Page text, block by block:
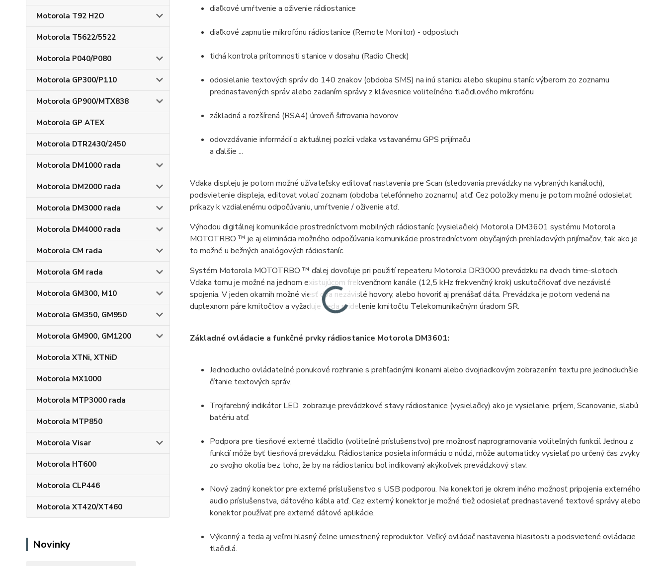
Motorola T92 H2O
Motorola T5622/5522
Motorola P040/P080
Motorola GP300/P110
Motorola GP900/MTX838
Motorola GP ATEX
Motorola DTR2430/2450
Motorola DM1000 rada
Motorola DM2000 rada
Motorola DM3000 rada
Motorola DM4000 rada
Motorola CM rada
Motorola GM rada
Motorola GM300, M10
Motorola GM350, GM950
Motorola GM900, GM1200
Motorola XTNi, XTNiD
Motorola MX1000
Motorola MTP3000 rada
Motorola MTP850
Motorola Visar
Motorola HT600
Motorola CLP446
Motorola XT420/XT460
Novinky
diaľkové umŕtvenie a oživenie rádiostanice
diaľkové zapnutie mikrofónu rádiostanice (Remote Monitor) - odposluch
tichá kontrola prítomnosti stanice v dosahu (Radio Check)
odosielanie textových správ do 140 znakov (obdoba SMS) na inú stanicu alebo skupinu staníc výberom zo zoznamu
prednastavených správ alebo zadaním správy z klávesnice voliteľného tlačidlového mikrofónu
základná a rozšírená (RSA4) úroveň šifrovania hovorov
odovzdávanie informácií o aktuálnej pozícii vďaka vstavanému GPS prijímaču
a ďalšie ...
Vďaka displeju je potom možné užívateľsky editovať nastavenia pre Scan (sledovania prevádzky na vybraných kanáloch),
podsvietenie displeja, editovať volací zoznam (obdoba telefónneho zoznamu) atď. Cez položky menu je potom možné odosielať
príkazy k vzdialenému odpočúvaniu, umŕtvenie / oživenie atď.
Výhodou digitálnej komunikácie prostredníctvom mobilných rádiostaníc (vysielačiek) Motorola DM3601 systému Motorola
MOTOTRBO ™ je aj eliminácia možného odpočúvania komunikácie prostredníctvom obyčajných prehľadových prijímačov, tak ako je
to možné u bežných analógových rádiostaníc.
Systém Motorola MOTOTRBO ™ ďalej dovoľuje pri použití repeateru Motorola DR3000 prevádzku na dvoch time-slotoch.
Vďaka tomu je možné na jednom existujúcom frekvenčnom kanále (12,5 kHz frekvenčný krok) uskutočňovať dve nezávislé
spojenia. V jeden okamih možné viesť dva nezávislé hovory, alebo hovoriť aj prenášať dáta. Prevádzka je potom vedená na
duplexnom páre kmitočtov a vyžaduje teda pridelenie kmitočtu Telekomunikačným úradom SR.
Základné ovládacie a funkčné prvky rádiostanice Motorola DM3601:
Jednoducho ovládateľné ponukové rozhranie s prehľadnými ikonami alebo dvojriadkovým zobrazením textu pre jednoduchšie
čítanie textových správ.
Trojfarebný indikátor LED zobrazuje prevádzkové stavy rádiostanice (vysielačky) ako je vysielanie, príjem, Scanovanie, slabú
batériu atď.
Podpora pre tiesňové externé tlačidlo (voliteľné príslušenstvo) pre možnosť naprogramovania voliteľných funkcií. Jednou z
funkcií môže byť tiesňová prevádzku. Rádiostanica posiela informáciu o núdzi, môže automaticky vysielať po určený čas zvyky
zo svojho okolia bez toho, že by na rádiostanicu bol indikovaný akýkoľvek prevádzkový stav.
Nový zadný konektor pre externé príslušenstvo s USB podporou. Na konektori je okrem iného možnosť pripojenia externého
audio príslušenstva, dátového kábla atď. Cez externý konektor je možné tiež odosielať prednastavené textové správy alebo
konektor používať pre externé dátové aplikácie.
Výkonný a teda aj veľmi hlasný čelne umiestnený reproduktor. Veľký ovládač nastavenia hlasitosti a podsvietené ovládacie
tlačidlá.